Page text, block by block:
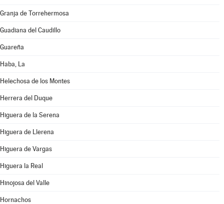
Granja de Torrehermosa
Guadiana del Caudillo
Guareña
Haba, La
Helechosa de los Montes
Herrera del Duque
Higuera de la Serena
Higuera de Llerena
Higuera de Vargas
Higuera la Real
Hinojosa del Valle
Hornachos